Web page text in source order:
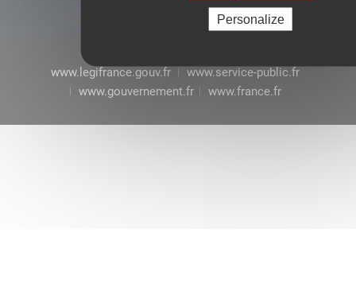
Personalize
www.legifrance.gouv.fr
www.service-public.fr
www.gouvernement.fr
www.france.fr